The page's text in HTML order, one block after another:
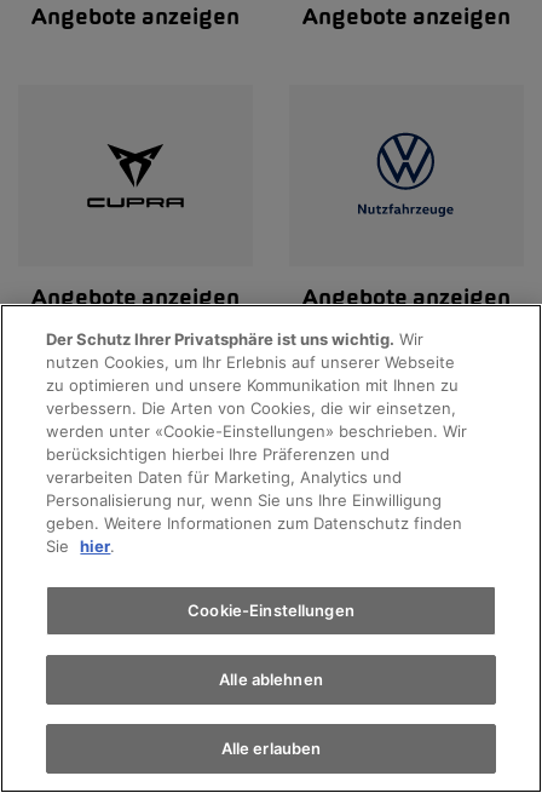
Angebote anzeigen Angebote anzeigen
Angebote anzeigen Angebote anzeigen
Probefahrt
Terminvereinbarung
Auto finden
Elektromobilität
Der Schutz Ihrer Privatsphäre ist uns wichtig. Wir
nutzen Cookies, um Ihr Erlebnis auf unserer Webseite
zu optimieren und unsere Kommunikation mit Ihnen zu
verbessern. Die Arten von Cookies, die wir einsetzen,
werden unter «Cookie-Einstellungen» beschrieben. Wir
berücksichtigen hierbei Ihre Präferenzen und
verarbeiten Daten für Marketing, Analytics und
Personalisierung nur, wenn Sie uns Ihre Einwilligung
geben. Weitere Informationen zum Datenschutz finden
Sie
hier.
Cookie-Einstellungen
Alle ablehnen
Alle erlauben